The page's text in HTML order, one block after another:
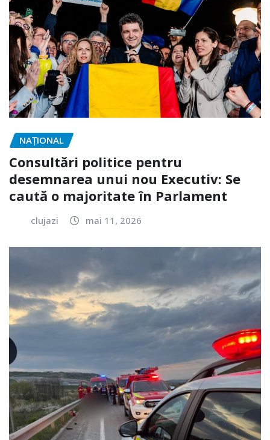
NAŢIONAL
Consultări politice pentru
desemnarea unui nou Executiv: Se
caută o majoritate în Parlament
clujazi mai 11, 2026